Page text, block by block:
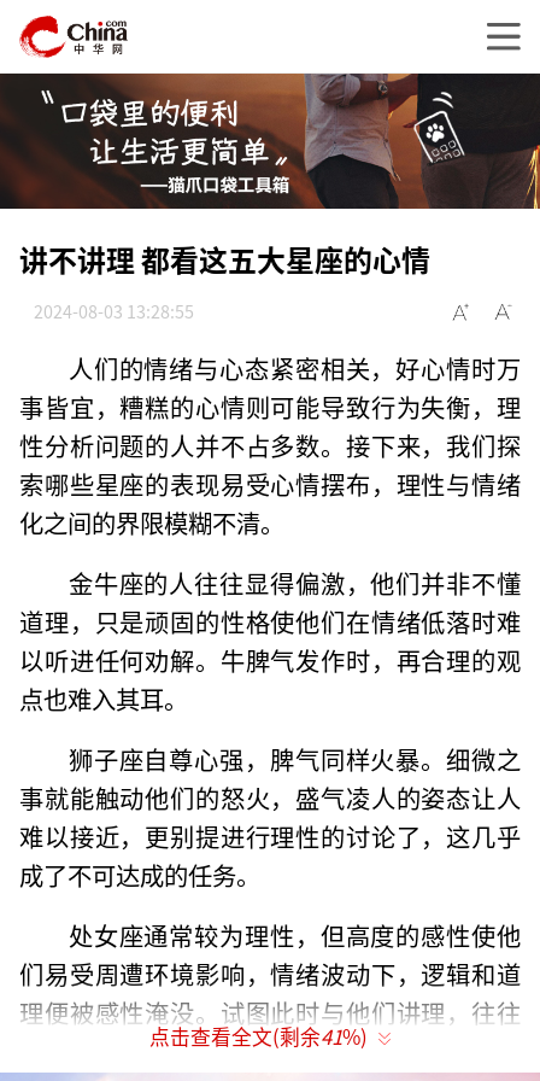
讲不讲理 都看这五大星座的心情
2024-08-03 13:28:55
人们的情绪与心态紧密相关，好心情时万
事皆宜，糟糕的心情则可能导致行为失衡，理
性分析问题的人并不占多数。接下来，我们探
索哪些星座的表现易受心情摆布，理性与情绪
化之间的界限模糊不清。
金牛座的人往往显得偏激，他们并非不懂
道理，只是顽固的性格使他们在情绪低落时难
以听进任何劝解。牛脾气发作时，再合理的观
点也难入其耳。
狮子座自尊心强，脾气同样火暴。细微之
事就能触动他们的怒火，盛气凌人的姿态让人
难以接近，更别提进行理性的讨论了，这几乎
成了不可达成的任务。
处女座通常较为理性，但高度的感性使他
们易受周遭环境影响，情绪波动下，逻辑和道
理便被感性淹没。试图此时与他们讲理，往往
是白费力气。点击查看全文(剩余41%)